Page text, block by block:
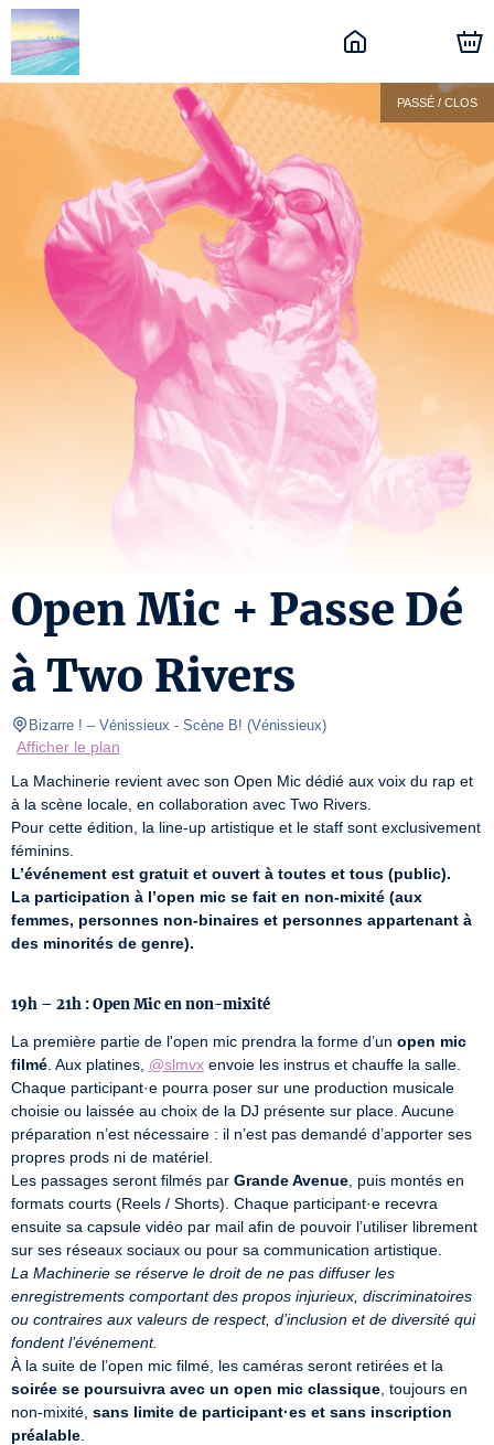
PASSÉ / CLOS
Open Mic + Passe Dé
à Two Rivers
Bizarre ! – Vénissieux - Scène B! (Vénissieux)
Afficher le plan
La Machinerie revient avec son Open Mic dédié aux voix du rap et
à la scène locale, en collaboration avec Two Rivers.
Pour cette édition, la line-up artistique et le staff sont exclusivement
L’événement est gratuit et ouvert à toutes et tous (public).
La participation à l’open mic se fait en non-mixité (aux
femmes, personnes non-binaires et personnes appartenant à
des minorités de genre).
19h – 21h : Open Mic en non-mixité
La première partie de l'open mic prendra la forme d’un open mic
filmé . Aux platines, @slmvx envoie les instrus et chauffe la salle.
Chaque participant·e pourra poser sur une production musicale
choisie ou laissée au choix de la DJ présente sur place. Aucune
préparation n’est nécessaire : il n’est pas demandé d’apporter ses
propres prods ni de matériel.
Les passages seront filmés par Grande Avenue , puis montés en
formats courts (Reels / Shorts). Chaque participant·e recevra
ensuite sa capsule vidéo par mail afin de pouvoir l’utiliser librement
La Machinerie se réserve le droit de ne pas diffuser les
enregistrements comportant des propos injurieux, discriminatoires
ou contraires aux valeurs de respect, d’inclusion et de diversité qui
fondent l’événement.
soirée se poursuivra avec un open mic classique , toujours en
non-mixité, sans limite de participant·es et sans inscription
préalable